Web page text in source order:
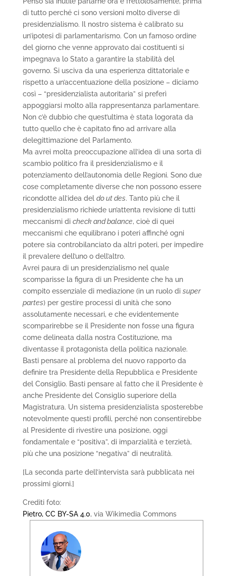
di tutto perché ci sono versioni molto diverse di
presidenzialismo. Il nostro sistema è calibrato su
un’ipotesi di parlamentarismo. Con un famoso ordine
del giorno che venne approvato dai costituenti si
impegnava lo Stato a garantire la stabilità del
governo. Si usciva da una esperienza dittatoriale e
rispetto a un’accentuazione della posizione – diciamo
così – “presidenzialista autoritaria” si preferì
appoggiarsi molto alla rappresentanza parlamentare.
Non c’è dubbio che quest’ultima è stata logorata da
tutto quello che è capitato fino ad arrivare alla
delegittimazione del Parlamento.
Ma avrei molta preoccupazione all’idea di una sorta di
scambio politico fra il presidenzialismo e il
potenziamento dell’autonomia delle Regioni. Sono due
cose completamente diverse che non possono essere
ricondotte all’idea del do ut des. Tanto più che il
presidenzialismo richiede un’attenta revisione di tutti
meccanismi di check and balance, cioè di quei
meccanismi che equilibrano i poteri affinché ogni
potere sia controbilanciato da altri poteri, per impedire
il prevalere dell’uno o dell’altro.
Avrei paura di un presidenzialismo nel quale
scomparisse la figura di un Presidente che ha un
compito essenziale di mediazione (in un ruolo di super
partes) per gestire processi di unità che sono
assolutamente necessari, e che evidentemente
scomparirebbe se il Presidente non fosse una figura
come delineata dalla nostra Costituzione, ma
diventasse il protagonista della politica nazionale.
Basti pensare al problema del nuovo rapporto da
definire tra Presidente della Repubblica e Presidente
del Consiglio. Basti pensare al fatto che il Presidente è
anche Presidente del Consiglio superiore della
Magistratura. Un sistema presidenzialista sposterebbe
notevolmente questi profili, perché non consentirebbe
al Presidente di rivestire una posizione, oggi
fondamentale e “positiva”, di imparzialità e terzietà,
più che una posizione “negativa” di neutralità.
[La seconda parte dell’intervista sarà pubblicata nei
prossimi giorni.]
Crediti foto:
Pietro, CC BY-SA 4.0, via Wikimedia Commons